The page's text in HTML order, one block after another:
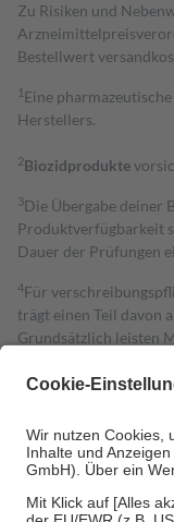
Zu Risiken und
Bestell­wert
1 Eine
Herstellers.
2Biozidprodukte
3Die Übergabe deiner
Produktverfügbarkeit
Dauer der Prüfungen
4Für
trägt einen Teil davon
Grundsätzlich leisten
Diese Regeln gelten
Um das Engagement
• Kindern und
• Untersuchungen
• empfohlenen